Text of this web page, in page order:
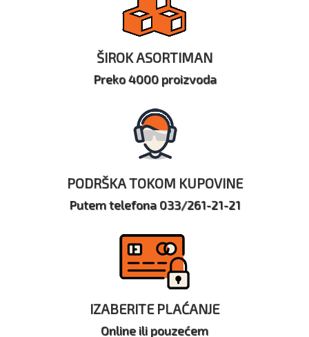
ŠIROK ASORTIMAN
Preko 4000 proizvoda
PODRŠKA TOKOM KUPOVINE
Putem telefona 033/261-21-21
IZABERITE PLAĆANJE
Online ili pouzećem